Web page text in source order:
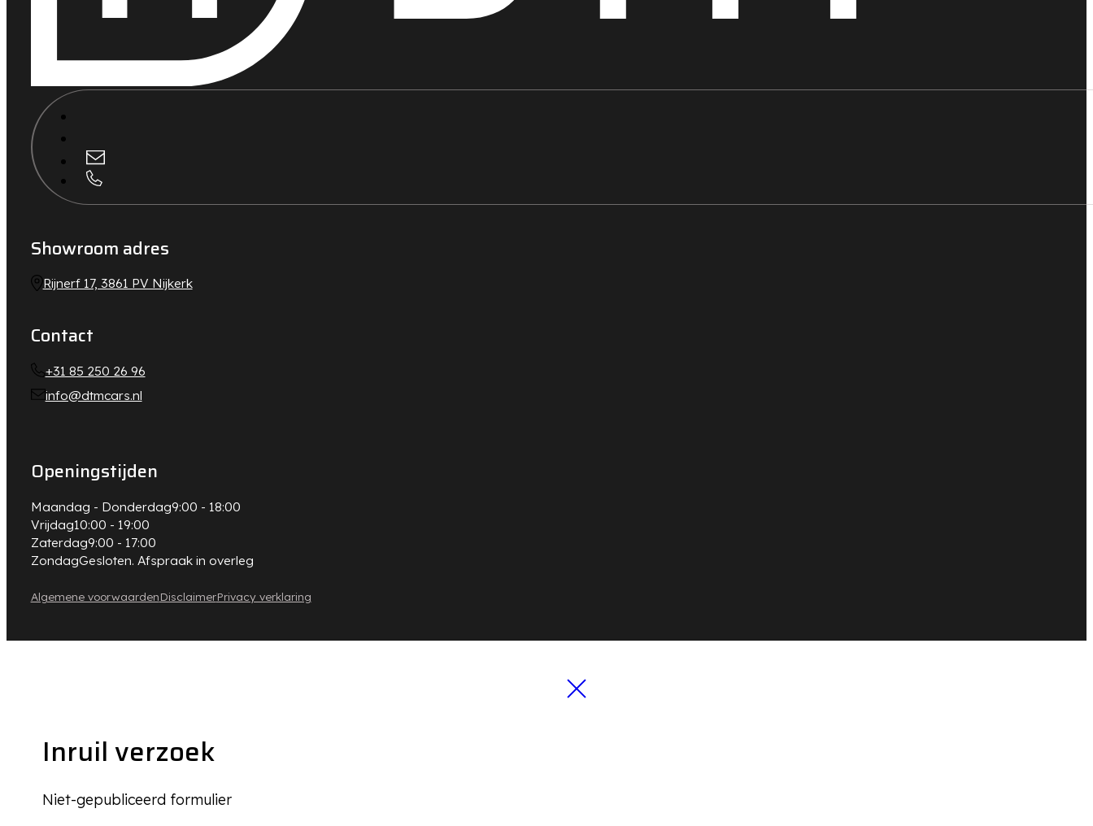
Showroom adres
Rijnerf 17, 3861 PV Nijkerk
Contact
+31 85 250 26 96
info@dtmcars.nl
Openingstijden
Maandag - Donderdag9:00 - 18:00
Vrijdag10:00 - 19:00
Zaterdag9:00 - 17:00
ZondagGesloten. Afspraak in overleg
Algemene voorwaardenDisclaimerPrivacy verklaring
Inruil verzoek
Niet-gepubliceerd formulier